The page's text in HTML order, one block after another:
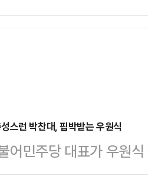
스런 박찬대, 핍박받는 우원식
어민주당 대표가 우원
었다. 그러자 우 의장